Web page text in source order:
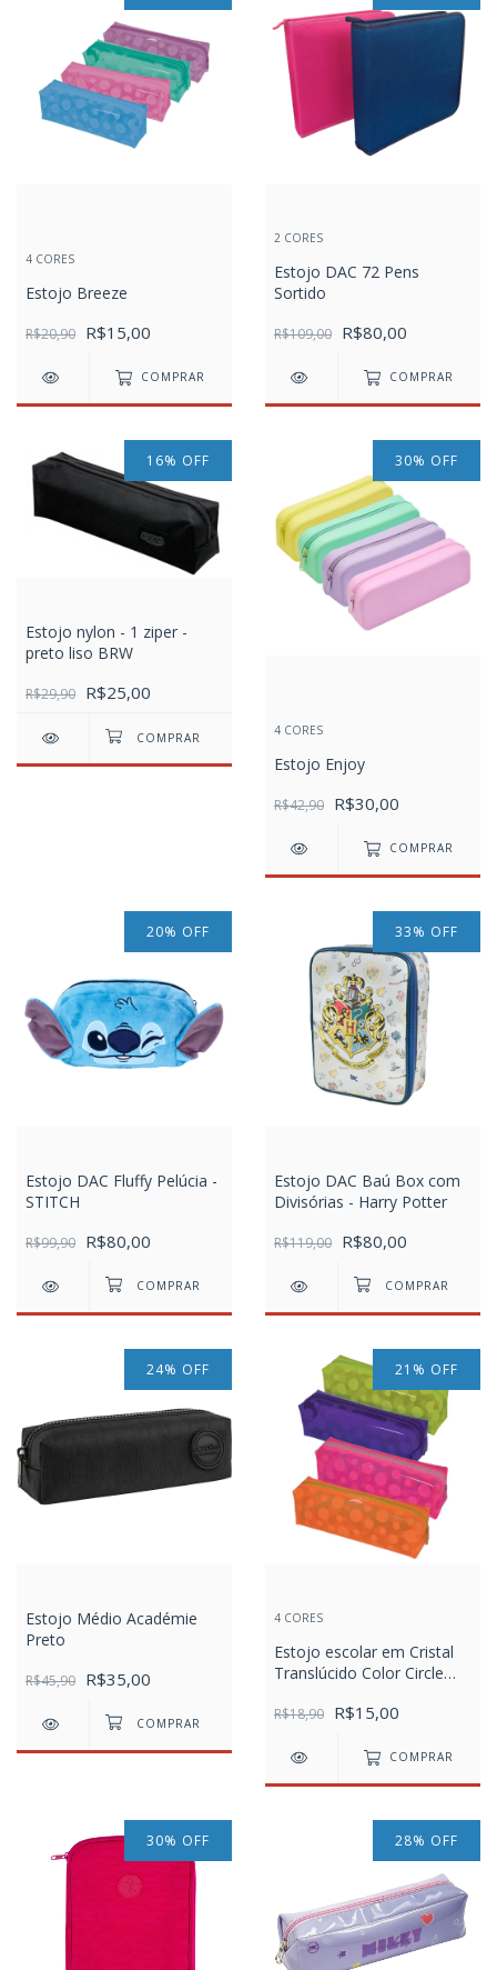
4 CORES
Estojo Breeze
R$20,90 R$15,00
COMPRAR
2 CORES
Estojo DAC 72 Pens
Sortido
R$109,00 R$80,00
COMPRAR
16% OFF
Estojo nylon - 1 ziper -
preto liso BRW
R$29,90 R$25,00
30% OFF
4 CORES
Estojo Enjoy
R$42,90 R$30,00
COMPRAR
20% OFF
Estojo DAC Fluffy Pelúcia -
STITCH
R$99,90 R$80,00
33% OFF
Estojo DAC Baú Box com
Divisórias - Harry Potter
R$119,00 R$80,00
24% OFF
Estojo Médio Académie
Preto
R$45,90 R$35,00
21 % OFF
4 CORES
Estojo escolar em Cristal
Translúcido Color Circle
R$18,90 R$15,00
COMPRAR
30% OFF 28% OFF